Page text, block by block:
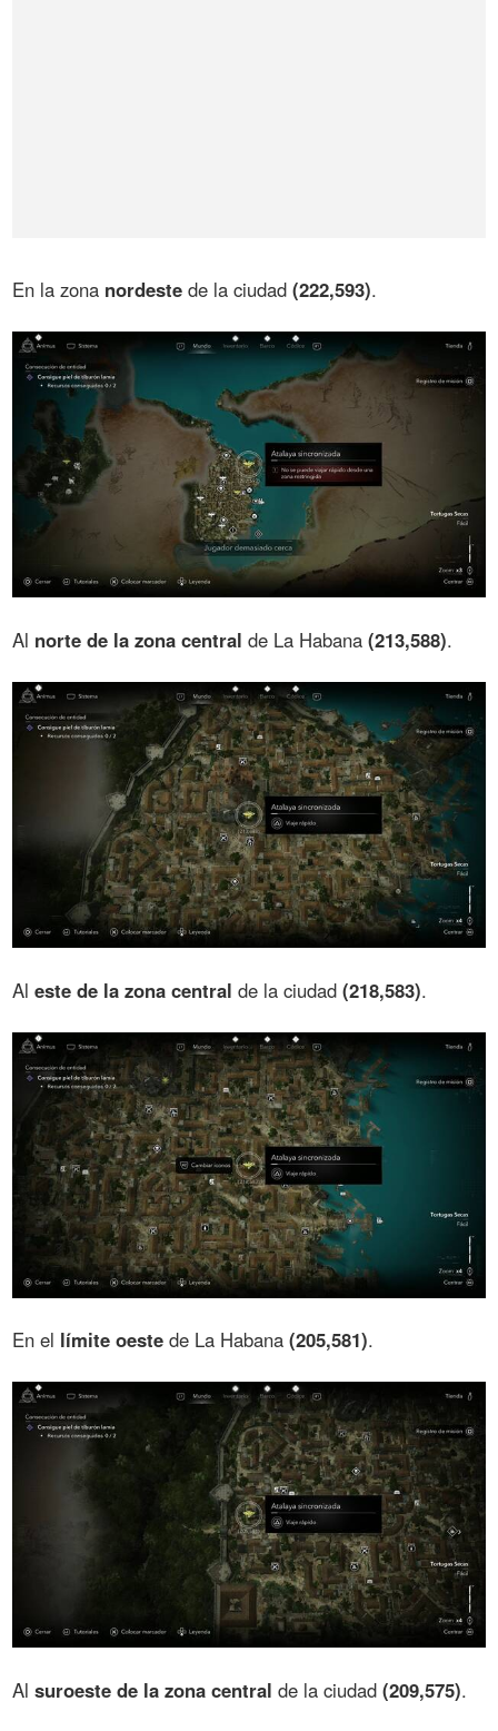
En la zona nordeste de la ciudad(222,593).
Al norte de la zona central de La Habana(213,588).
Aleste de la zona central de la ciudad(218,583).
En el límite oeste de La Habana(205,581).
Alsuroeste de la zona central de la ciudad(209,575).